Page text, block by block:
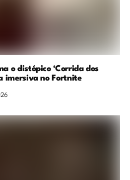
o distópico ‘Corrida dos
imersiva no Fortnite